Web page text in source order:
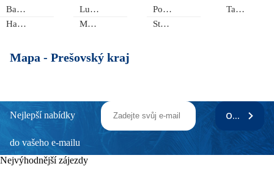
Bardejov
Haligovce
Lučivná
Mengusovce
Poprad
Stará Ľubovňa
Tatranská Štrba
Mapa - Prešovský kraj
Nejlepší nabídky
do vašeho e-mailu
ODEBÍRAT
Nejvýhodnější zájezdy